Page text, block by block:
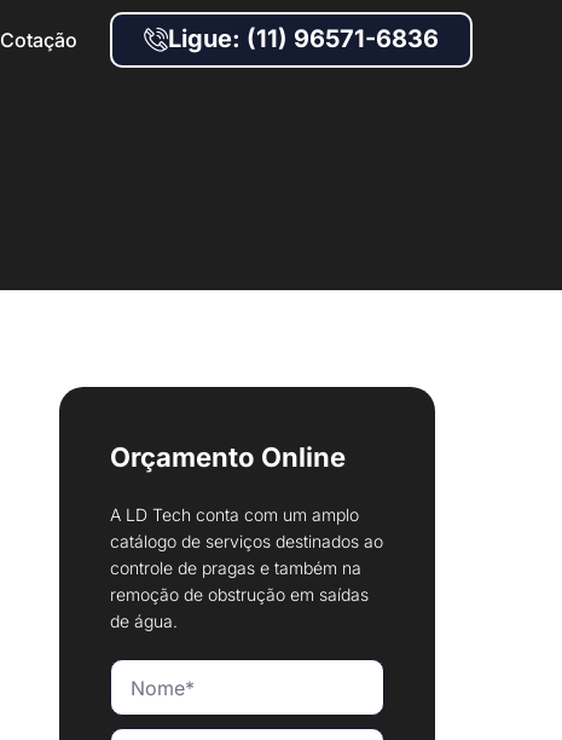
Cotação Ligue: (11) 96571-6836
Orçamento Online
A LD Tech conta com um amplo
catálogo de serviços destinados ao
controle de pragas e também na
remoção de obstrução em saídas
de água.